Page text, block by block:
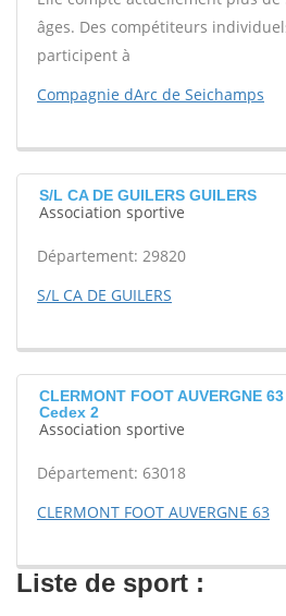
âges. Des compétiteurs
participent à
Compagnie dArc de Seichamps
S/L CA DE GUILERS GUILERS
Association sportive
Département: 29820
S/L CA DE GUILERS
CLERMONT FOOT AUVERGNE
Cedex 2
Association sportive
Département: 63018
CLERMONT FOOT AUVERGNE 63
Liste de sport :